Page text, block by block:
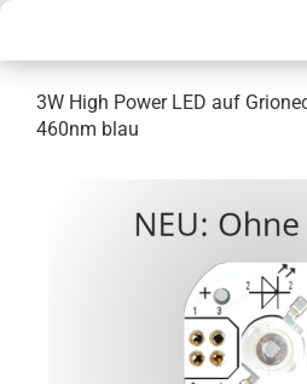
3W High Power LED auf
460nm blau